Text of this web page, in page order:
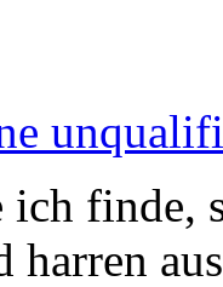
finde,
harren